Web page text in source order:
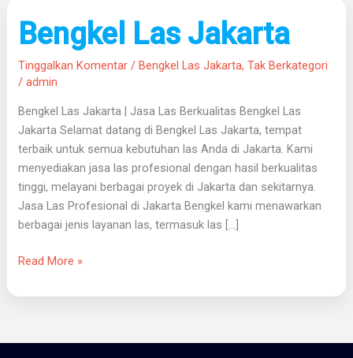
Bengkel Las Jakarta
Tinggalkan Komentar /Bengkel Las Jakarta,Tak Berkategori
/admin
Bengkel Las Jakarta | Jasa Las Berkualitas Bengkel Las
Jakarta Selamat datang di Bengkel Las Jakarta, tempat
terbaik untuk semua kebutuhan las Anda di Jakarta. Kami
menyediakan jasa las profesional dengan hasil berkualitas
tinggi, melayani berbagai proyek di Jakarta dan sekitarnya.
Jasa Las Profesional di Jakarta Bengkel kami menawarkan
berbagai jenis layanan las, termasuk las […]
Bengkel
Las
Jakarta
Read More »